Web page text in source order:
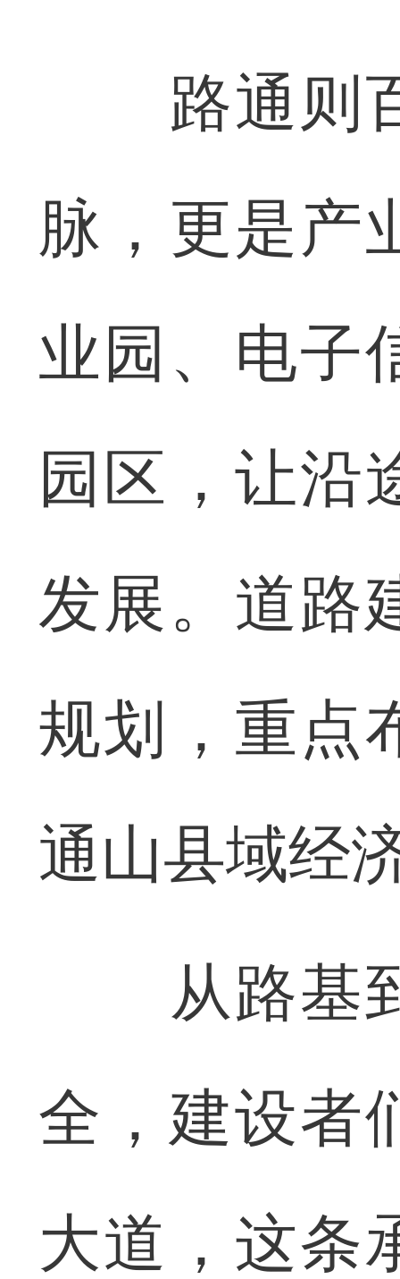
路通则百
脉，更是产
业园、电子
园区，让沿
发展。道路
规划，重点
通山县域经
从路基到
全，建设者
大道，这条